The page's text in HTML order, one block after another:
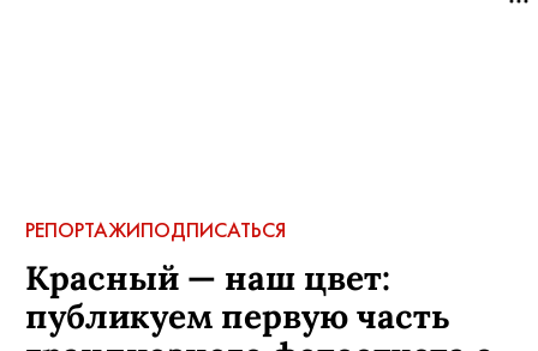
РЕПОРТАЖИПОДПИСАТЬСЯ
Красный — наш цвет:
публикуем первую часть